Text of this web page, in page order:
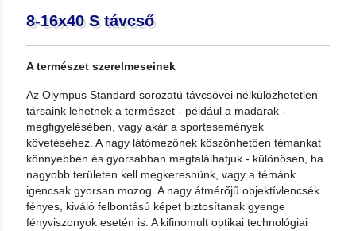
8-16x40 S távcső
A természet szerelmeseinek
Az Olympus Standard sorozatú távcsövei nélkülözhetetlen
társaink lehetnek a természet - például a madarak -
megfigyelésében, vagy akár a sportesemények
követéséhez. A nagy látómezőnek köszönhetően témánkat
könnyebben és gyorsabban megtalálhatjuk - különösen, ha
nagyobb területen kell megkeresnünk, vagy a témánk
igencsak gyorsan mozog. A nagy átmérőjű objektívlencsék
fényes, kiváló felbontású képet biztosítanak gyenge
fényviszonyok esetén is. A kifinomult optikai technológiai